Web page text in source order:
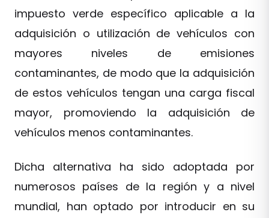
impuesto verde específico aplicable a la
adquisición o utilización de vehículos con
mayores niveles de emisiones
contaminantes, de modo que la adquisición
de estos vehículos tengan una carga fiscal
mayor, promoviendo la adquisición de
vehículos menos contaminantes.
Dicha alternativa ha sido adoptada por
numerosos países de la región y a nivel
mundial, han optado por introducir en su